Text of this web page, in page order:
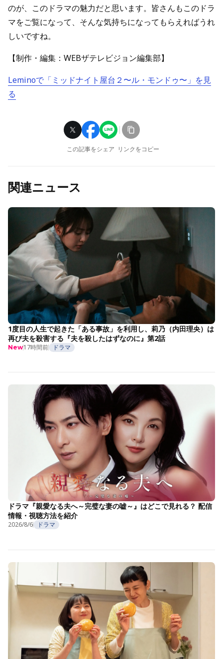
のが、このドラマの魅力だと思います。皆さんもこのドラ
マをご覧になって、そんな気持ちになってもらえればうれ
しいですね。
【制作・編集：WEBザテレビジョン編集部】
Leminoで「ミッドナイト屋台２〜ル・モンドゥ〜」を見
る
この記事をシェア リンクをコピー
関連ニュース
1度目の人生で起きた「ある事故」を利用し、莉乃（内田理央）は
再び夫を殺害する『夫を殺したはずなのに』第2話
New17時間前 ドラマ
ドラマ『親愛なる夫へ～完璧な妻の嘘～』はどこで見れる？ 配信
情報・視聴方法を紹介
2026/8/6 ドラマ